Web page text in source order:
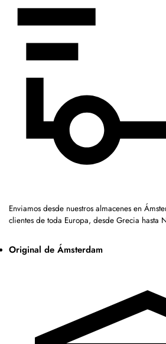
Enviamos desde nuestros almacenes en
clientes de toda Europa, desde Grecia hasta
Original de Ámsterdam